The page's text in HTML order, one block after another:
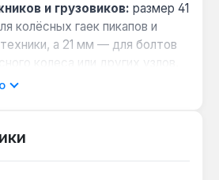
и грузовиков: размер 41
колёсных гаек пикапов и
а 21 мм — для болтов
колеса или других узлов.
без удлинителя:
откручивания, не используя